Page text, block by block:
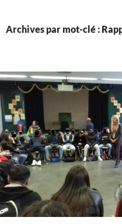
Archives par mot-clé :